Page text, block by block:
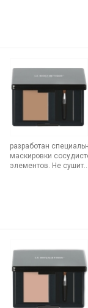
разработан
маскировки
элементов. Не сушит...